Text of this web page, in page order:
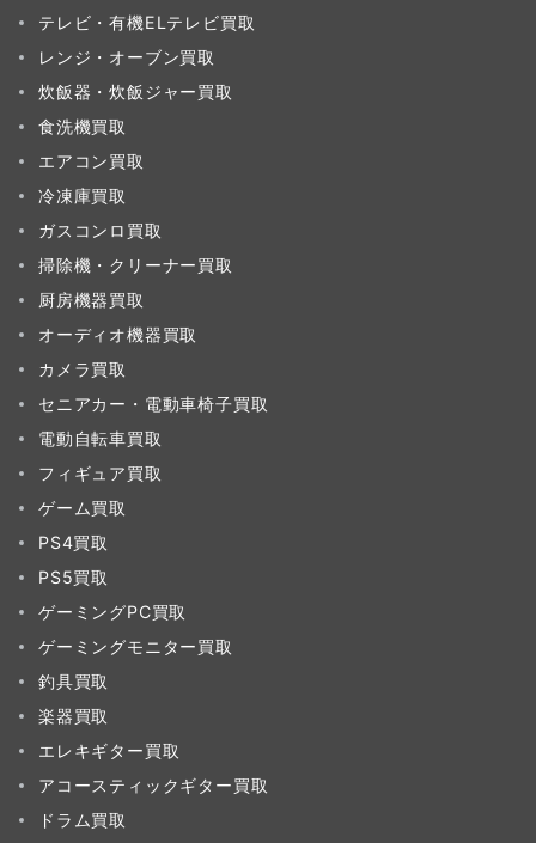
テレビ・有機ELテレビ買取
レンジ・オーブン買取
炊飯器・炊飯ジャー買取
食洗機買取
エアコン買取
冷凍庫買取
ガスコンロ買取
掃除機・クリーナー買取
厨房機器買取
オーディオ機器買取
カメラ買取
セニアカー・電動車椅子買取
電動自転車買取
フィギュア買取
ゲーム買取
PS4買取
PS5買取
ゲーミングPC買取
ゲーミングモニター買取
釣具買取
楽器買取
エレキギター買取
アコースティックギター買取
ドラム買取